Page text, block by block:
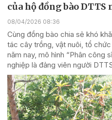
của hộ đồng bào DTTS
08/04/2026 08:36
Cùng đồng bào chia sẻ khó
tác cây trồng, vật nuôi, tổ
năm nay, mô hình “Phân công
nghiệp là đảng viên người